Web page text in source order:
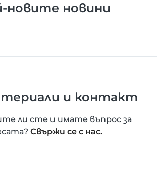
новите новини
и контакт
ли сте и имате въпрос за
Свържи се с нас.